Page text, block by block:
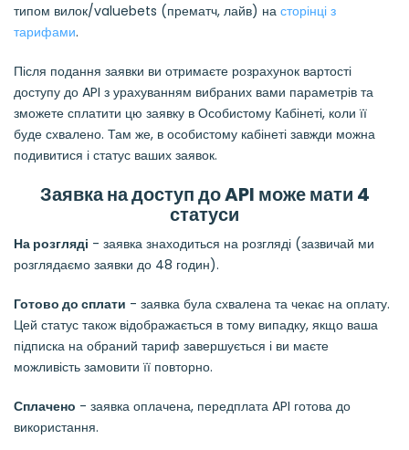
типом вилок/valuebets (прематч, лайв) на сторінці з
тарифами.
Після подання заявки ви отримаєте розрахунок вартості
доступу до API з урахуванням вибраних вами параметрів та
зможете сплатити цю заявку в Особистому Кабінеті, коли її
буде схвалено. Там же, в особистому кабінеті завжди можна
подивитися і статус ваших заявок.
Заявка на доступ до API може мати 4
статуси
На розгляді - заявка знаходиться на розгляді (зазвичай ми
розглядаємо заявки до 48 годин).
Готово до сплати - заявка була схвалена та чекає на оплату.
Цей статус також відображається в тому випадку, якщо ваша
підписка на обраний тариф завершується і ви маєте
можливість замовити її повторно.
Сплачено - заявка оплачена, передплата API готова до
використання.